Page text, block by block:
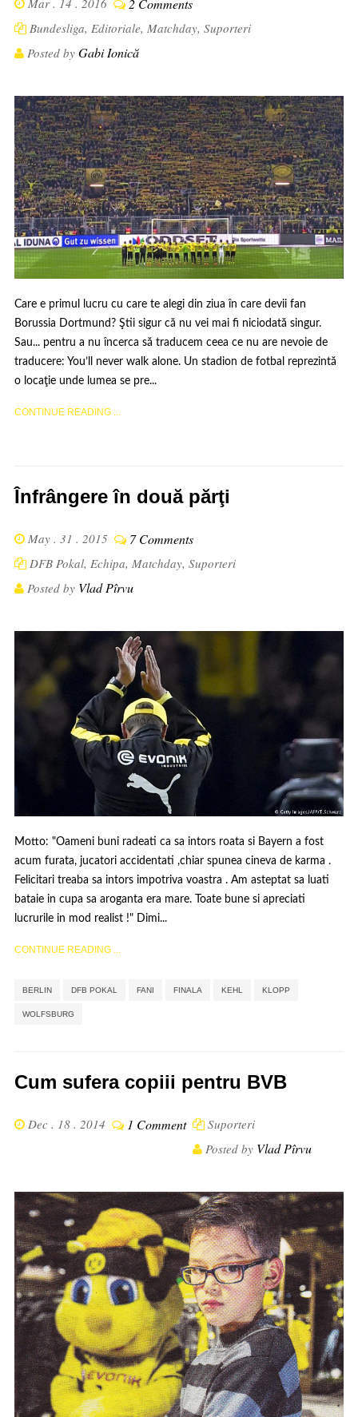
2 Comments
Bundesliga, Editoriale, Matchday, Suporteri
Posted by Gabi Ionică
Care e primul lucru cu care te alegi din ziua în care devii fan
Borussia Dortmund? Ştii sigur că nu vei mai fi niciodată singur.
Sau... pentru a nu încerca să traducem ceea ce nu are nevoie de
traducere: You’ll never walk alone. Un stadion de fotbal reprezintă
o locaţie unde lumea se pre...
CONTINUE READING ...
Înfrângere în două părţi
May . 31 . 2015 7 Comments
DFB Pokal, Echipa, Matchday, Suporteri
Posted by Vlad Pîrvu
Motto: "Oameni buni radeati ca sa intors roata si Bayern a fost
acum furata, jucatori accidentati ,chiar spunea cineva de karma .
Felicitari treaba sa intors impotriva voastra . Am asteptat sa luati
bataie in cupa sa aroganta era mare. Toate bune si apreciati
lucrurile in mod realist !" Dimi...
CONTINUE READING ...
BERLIN DFB POKAL FANI FINALA KEHL KLOPP
WOLFSBURG
Cum sufera copiii pentru BVB
Dec . 18 . 2014 1 Comment
Suporteri
Posted by Vlad Pîrvu